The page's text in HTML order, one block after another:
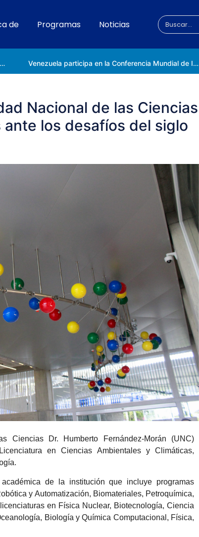
de Programas Noticias
Universidad Nacional de las Ciencias impulsa vocaciones científicas en la Expoferia de Oportunidades de Estudio 2026 Venezuela participa en la Conferencia Mundial de Inteligencia Artificial en Shanghái
Nacional de las Ciencias
los desafíos del siglo
Dr. Humberto Fernández-Morán (UNC)
en Ciencias Ambientales y Climáticas,
de la institución que incluye programas
y Automatización, Biomateriales, Petroquímica,
en Física Nuclear, Biotecnología, Ciencia
Biología y Química Computacional, Física,